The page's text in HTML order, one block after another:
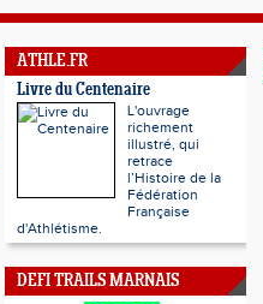
ATHLE.FR
Livre du Centenaire
L'ouvrage
richement
illustré, qui
retrace
l’Histoire de la
Fédération
Française
d'Athlétisme.
DEFI TRAILS MARNAIS